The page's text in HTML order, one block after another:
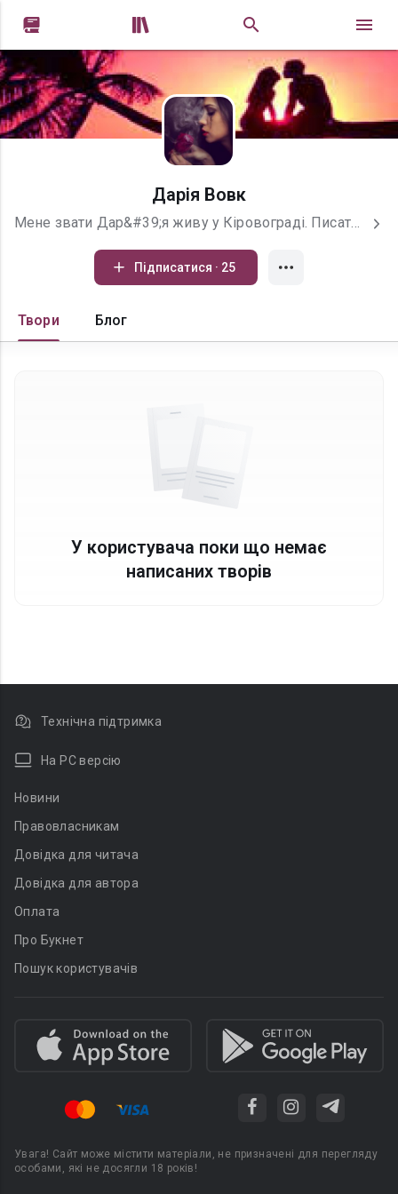
 
Дарія Вовк
Мене звати Дар&#39;я живу у Кіровограді. Писати почала недавно, але вже захопилася. Дуже люблю читати, коли читаю бачу все, як у кіно тому легко запам&#39;ятовую.
Підписатися · 25
Твори Блог
У користувача поки що немає
написаних творів
Технічна підтримка
На PC версію
Новини
Правовласникам
Довідка для читача
Довідка для автора
Оплата
Про Букнет
Пошук користувачів
Увага! Сайт може містити матеріали, не призначені для перегляду
особами, які не досягли 18 років!